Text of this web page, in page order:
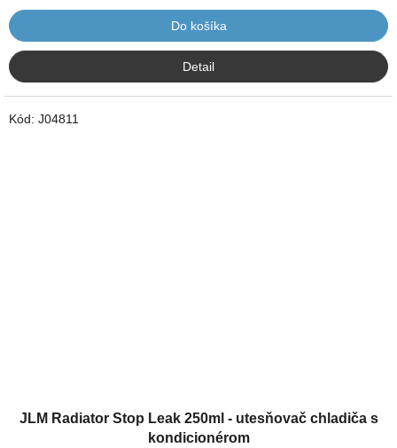
Do košíka
Detail
hodnotenie
JLM Radiator Stop Leak 250ml - utesňovač chladiča s
kondicionérom
Kód: J04811